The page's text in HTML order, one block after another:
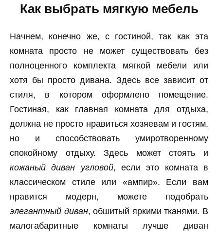
Как выбрать мягкую мебель
Начнем, конечно же, с гостиной, так как эта
комната просто не может существовать без
полноценного комплекта мягкой мебели или
хотя бы просто дивана. Здесь все зависит от
стиля, в котором оформлено помещение.
Гостиная, как главная комната для отдыха,
должна не просто нравиться хозяевам и гостям,
но и способствовать умиротворенному
спокойному отдыху. Здесь может стоять и
кожаный диван угловой, если это комната в
классическом стиле или «ампир». Если вам
нравится модерн, можете подобрать
элегантный диван, обшитый яркими тканями. В
малогабаритные комнаты лучше диван